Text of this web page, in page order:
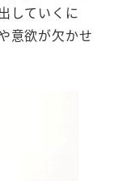
していくに
意欲が欠かせ